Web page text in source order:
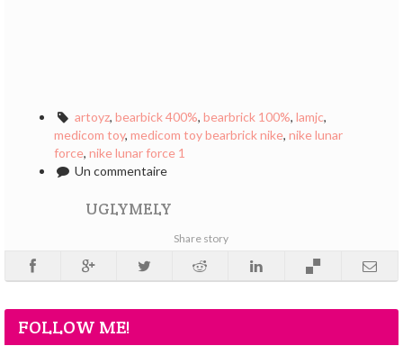
artoyz, bearbick 400%, bearbrick 100%, lamjc,
medicom toy, medicom toy bearbrick nike, nike lunar
force, nike lunar force 1
Un commentaire
UGLYMELY
Share story
FOLLOW ME!